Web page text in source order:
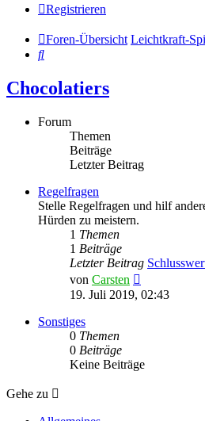
Registrieren
Foren-Übersicht Leichtkraft-
Suche
Chocolatiers
Forum
Themen
Beiträge
Letzter Beitrag
Regelfragen
Stelle Regelfragen und hilf
Hürden zu meistern.
1 Themen
1 Beiträge
Letzter Beitrag
von Carsten
Beitrag
19. Juli 2019, 02:43
Sonstiges
0 Themen
0 Beiträge
Keine Beiträge
Gehe zu